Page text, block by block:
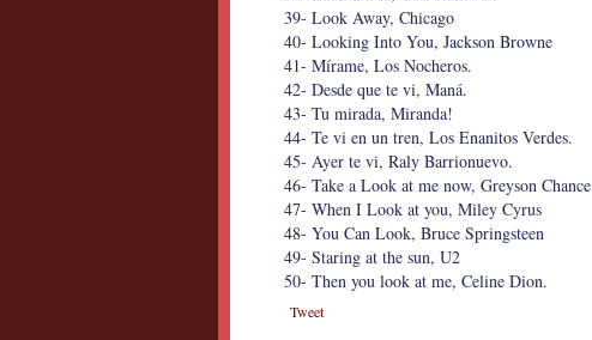
39- Look Away, Chicago
40- Looking Into You, Jackson Browne
41- Mírame, Los Nocheros.
42- Desde que te vi, Maná.
43- Tu mirada, Miranda!
44- Te vi en un tren, Los Enanitos Verdes.
45- Ayer te vi, Raly Barrionuevo.
46- Take a Look at me now, Greyson Chance
47- When I Look at you, Miley Cyrus
48- You Can Look, Bruce Springsteen
49- Staring at the sun, U2
50- Then you look at me, Celine Dion.
Tweet